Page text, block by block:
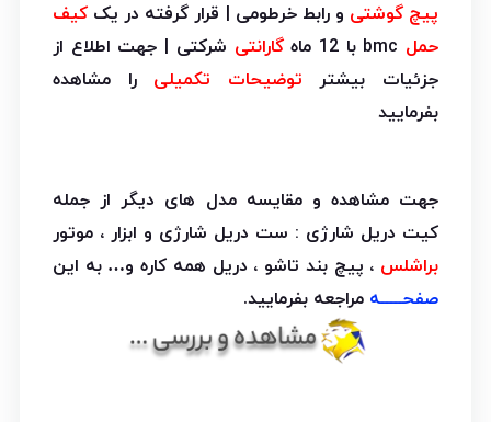
پیچ گوشتی و رابط خرطومی | قرار گرفته در یککیف
حمل
گارانتی شرکتی | جهت اطلاع از
جزئیات بیشتر توضیحات تکمیلیرا مشاهده
بفرمایید
جهت مشاهده و مقایسه مدل های دیگر از جمله
کیت دریل شارژی : ست دریل شارژی و ابزار ، موتور
براشلس ، پیچ بند تاشو ، دریل همه کاره و… به این
صفحـــــه مراجعه بفرمایید.